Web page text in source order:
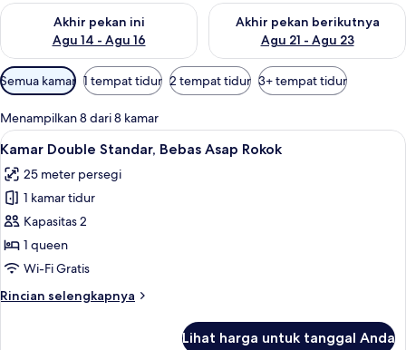
Akhir pekan ini
Agu 14 - Agu 16
Periksa ketersediaan untuk akhir pekan ini Agu 14 - Agu 16
Akhir pekan berikutnya
Agu 21 - Agu 23
Periksa ketersediaan untuk
Filter
tersedia
untuk
kamar
Semua kamar 1 tempat tidur 2 tempat tidur 3+ tempat tidur
Menampilkan 8 dari 8 kamar
Lihat
semua
foto
untuk
Kamar
Double
Standar,
Asap
Kamar Double Standar, Bebas Asap
8
Kamar Double Standar, Bebas Asap Rokok
25 meter persegi
1 kamar tidur
Kapasitas 2
1 queen
Wi-Fi Gratis
Rincian selengkapnya
Rincian
Lihat harga untuk tanggal Anda